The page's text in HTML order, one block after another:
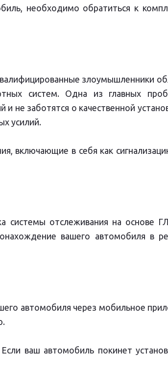
необходимо обратиться к
злоумышленники
систем. Одна из главных
не заботятся о качественной
усилий.
включающие в себя как
системы отслеживания на основе
вашего автомобиля в
автомобиля через мобильное
ваш автомобиль покинет